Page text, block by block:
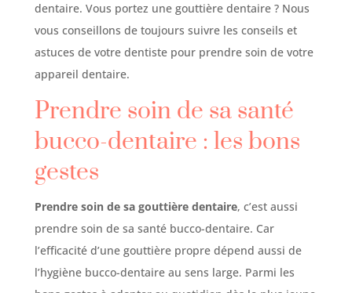
dentaire. Vous portez une gouttière dentaire ? Nous
vous conseillons de toujours suivre les conseils et
astuces de votre dentiste pour prendre soin de votre
appareil dentaire.
Prendre soin de sa santé
bucco-dentaire : les bons
gestes
Prendre soin de sa gouttière dentaire, c’est aussi
prendre soin de sa santé bucco-dentaire. Car
l’efficacité d’une gouttière propre dépend aussi de
l’hygiène bucco-dentaire au sens large. Parmi les